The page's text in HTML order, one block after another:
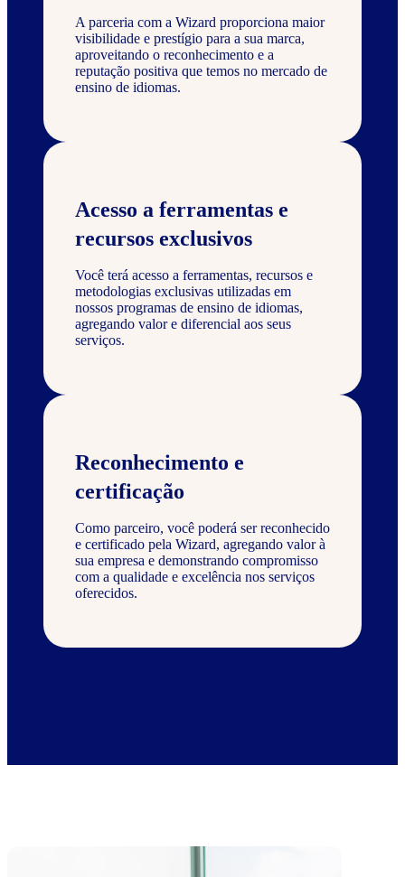
A parceria com a Wizard proporciona maior
visibilidade e prestígio para a sua marca,
aproveitando o reconhecimento e a
reputação positiva que temos no mercado de
ensino de idiomas.
Acesso a ferramentas e
recursos exclusivos
Você terá acesso a ferramentas, recursos e
metodologias exclusivas utilizadas em
nossos programas de ensino de idiomas,
agregando valor e diferencial aos seus
serviços.
Reconhecimento e
certificação
Como parceiro, você poderá ser reconhecido
e certificado pela Wizard, agregando valor à
sua empresa e demonstrando compromisso
com a qualidade e excelência nos serviços
oferecidos.